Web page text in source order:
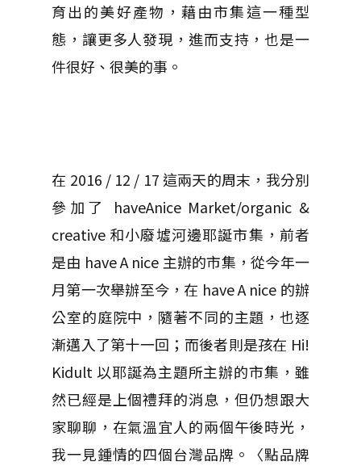
育出的美好產物，藉由市集這一種型
態，讓更多人發現，進而支持，也是一
件很好、很美的事。
在 2016 / 12 / 17 這兩天的周末，我分別
參加了 haveAnice Market/organic &
creative 和小廢墟河邊耶誕市集，前者
是由 have A nice 主辦的市集，從今年一
月第一次舉辦至今，在 have A nice 的辦
公室的庭院中，隨著不同的主題，也逐
漸邁入了第十一回；而後者則是孩在 Hi!
Kidult 以耶誕為主題所主辦的市集，雖
然已經是上個禮拜的消息，但仍想跟大
家聊聊，在氣溫宜人的兩個午後時光，
我一見鍾情的四個台灣品牌。〈點品牌